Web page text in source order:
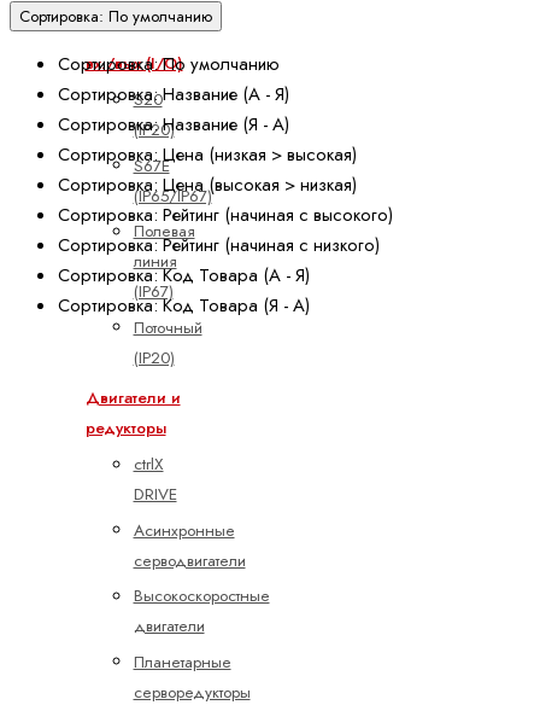
YM
вх./вых (I/O)
S20
(IP20)
S67E
(IP65/IP67)
Полевая
линия
(IP67)
Поточный
(IP20)
Двигатели и
редукторы
ctrlX
DRIVE
Асинхронные
серводвигатели
Высокоскоростные
двигатели
Планетарные
серворедукторы
Сортировка: По умолчанию
Сортировка: По умолчанию
Сортировка: Название (А - Я)
Сортировка: Название (Я - А)
Сортировка: Цена (низкая > высокая)
Сортировка: Цена (высокая > низкая)
Сортировка: Рейтинг (начиная с высокого)
Сортировка: Рейтинг (начиная с низкого)
Сортировка: Код Товара (А - Я)
Сортировка: Код Товара (Я - А)